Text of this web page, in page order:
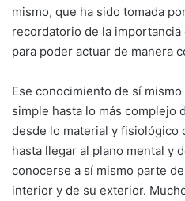
mismo, que ha sido to­mada
recordatorio de la
para poder actuar de manera
Ese conocimiento de sí
simple hasta lo más complejo
desde lo material y fisiológico
hasta llegar al plano mental y
conocerse a sí mismo parte
interior y de su exterior.